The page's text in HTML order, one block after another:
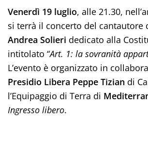
Venerdì 19 luglio, alle 21.30,
si terrà il concerto del cantautore
Andrea Solieri dedicato alla
intitolato “Art. 1: la sovranità
L’evento è organizzato in
Presidio Libera Peppe Tizian di
l’Equipaggio di Terra di
Ingresso libero.